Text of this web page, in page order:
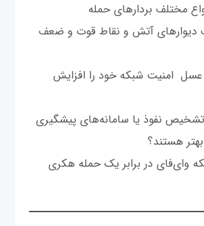
مختلف بردارهای حمله
دیوارهای آتش و نقاط قوت و ضعف
امنیت شبکه خود را افزایش
نفوذ یا سامانه‌های پیشگیری
هستند؟
وای‌فای در برابر یک حمله هکری